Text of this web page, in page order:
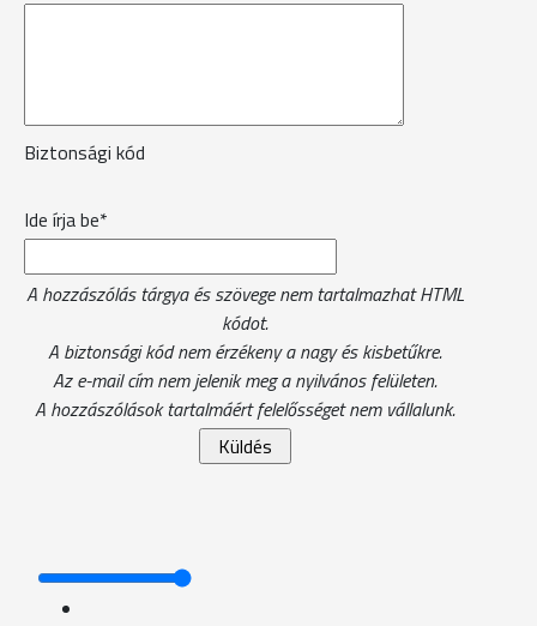
Biztonsági kód
Ide írja be*
A hozzászólás tárgya és szövege nem tartalmazhat HTML
kódot.
A biztonsági kód nem érzékeny a nagy és kisbetűkre.
Az e-mail cím nem jelenik meg a nyilvános felületen.
A hozzászólások tartalmáért felelősséget nem vállalunk.